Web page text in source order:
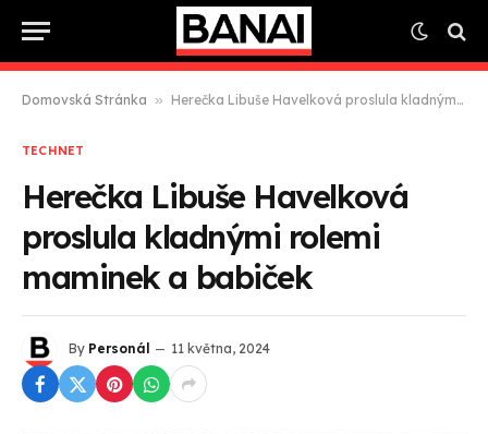
Domovská Stránka » Herečka Libuše Havelková proslula kladnými rolemi maminek a babiček
TECHNET
Herečka Libuše Havelková
proslula kladnými rolemi
maminek a babiček
By Personál 11 května, 2024